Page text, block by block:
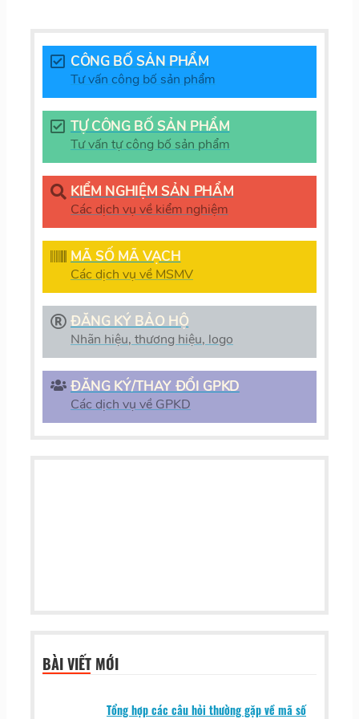
CÔNG BỐ SẢN PHẨM
Tư vấn công bố sản phẩm
TỰ CÔNG BỐ SẢN PHẨM
Tư vấn tự công bố sản phẩm
KIỂM NGHIỆM SẢN PHẨM
Các dịch vụ về kiểm nghiệm
MÃ SỐ MÃ VẠCH
Các dịch vụ về MSMV
ĐĂNG KÝ BẢO HỘ
Nhãn hiệu, thương hiệu, logo
ĐĂNG KÝ/THAY ĐỔI GPKD
Các dịch vụ về GPKD
BÀI VIẾT MỚI
Tổng hợp các câu hỏi thường gặp về mã số